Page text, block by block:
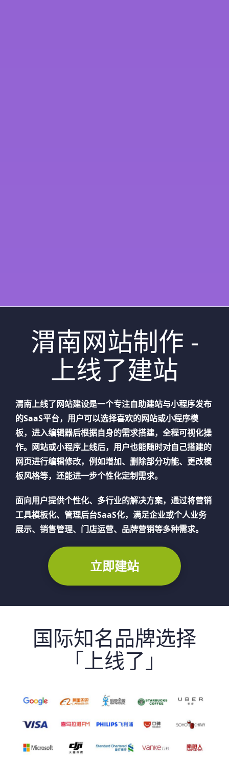
渭南网站制作 -
上线了建站
渭南上线了网站建设是一个专注自助建站与小程序发布
的SaaS平台，用户可以选择喜欢的网站或小程序模
板，进入编辑器后根据自身的需求搭建，全程可视化操
作。网站或小程序上线后，用户也能随时对自己搭建的
网页进行编辑修改，例如增加、删除部分功能、更改模
板风格等，还能进一步个性化定制需求。
面向用户提供个性化、多行业的解决方案，通过将营销
工具模板化、管理后台SaaS化，满足企业或个人业务
展示、销售管理、门店运营、品牌营销等多种需求。
立即建站
国际知名品牌选择
「上线了」